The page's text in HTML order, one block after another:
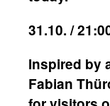
31.10. /
Inspired by
Fabian